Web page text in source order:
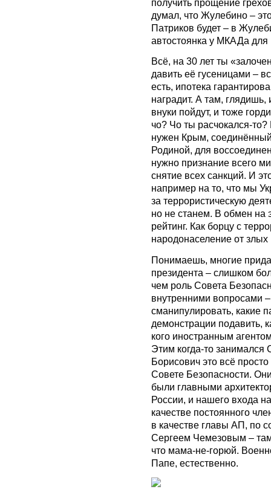
получить прощение
думал, что Жулебино –
Патриков будет – в
автостоянка у МКАДа
Всё, на 30 лет ты
давить её гусеницами –
есть, ипотека
наградит. А там, глядишь,
внуки пойдут, и тоже
чо? Чо ты расчокался-
нужен Крым,
Родиной, для
нужно признание всего
снятие всех санкций. И
например на то, что мы
за террористическую
но не станем. В обмен на
рейтинг. Как борцу с
народонаселение от злых
Понимаешь, многие
президента – слишком
чем роль Совета
внутренними вопросами
сманипулировать, какие
демонстрации подавить,
кого иностранным
Этим когда-то занимался
Борисович это всё
Совете Безопасности.
были главными
России, и нашего входа
качестве постоянного
в качестве главы АП, по
Сергеем Чемезовым –
что мама-не-горюй.
Папе, естественно.